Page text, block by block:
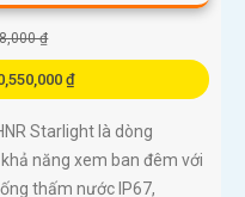
₫
₫
Starlight là dòng
năng xem ban đêm với
thấm nước IP67,